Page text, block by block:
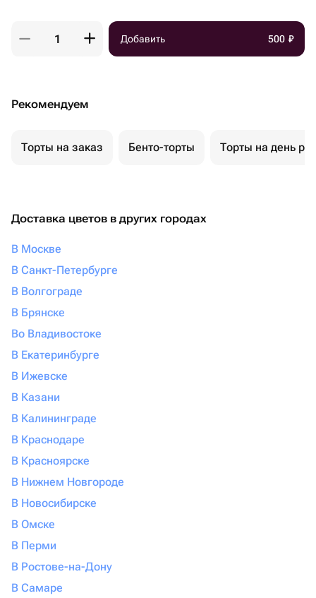
Добавить 500 ₽
Рекомендуем
Торты на заказ Бенто-торты Торты на день
Доставка цветов в других городах
В Москве
В Санкт-Петербурге
В Волгограде
В Брянске
Во Владивостоке
В Екатеринбурге
В Ижевске
В Казани
В Калининграде
В Краснодаре
В Красноярске
В Нижнем Новгороде
В Новосибирске
В Омске
В Перми
В Ростове-на-Дону
В Самаре